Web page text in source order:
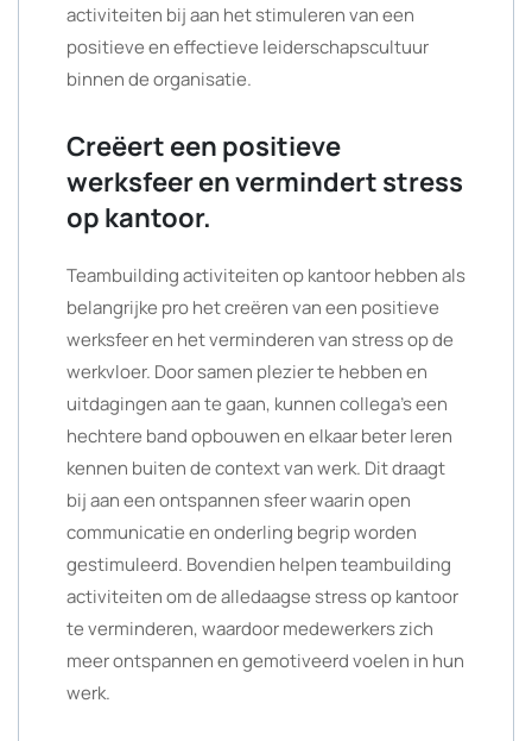
activiteiten bij aan het stimuleren van een
positieve en effectieve leiderschapscultuur
binnen de organisatie.
Creëert een positieve
werksfeer en vermindert stress
op kantoor.
Teambuilding activiteiten op kantoor hebben als
belangrijke pro het creëren van een positieve
werksfeer en het verminderen van stress op de
werkvloer. Door samen plezier te hebben en
uitdagingen aan te gaan, kunnen collega’s een
hechtere band opbouwen en elkaar beter leren
kennen buiten de context van werk. Dit draagt
bij aan een ontspannen sfeer waarin open
communicatie en onderling begrip worden
gestimuleerd. Bovendien helpen teambuilding
activiteiten om de alledaagse stress op kantoor
te verminderen, waardoor medewerkers zich
meer ontspannen en gemotiveerd voelen in hun
werk.